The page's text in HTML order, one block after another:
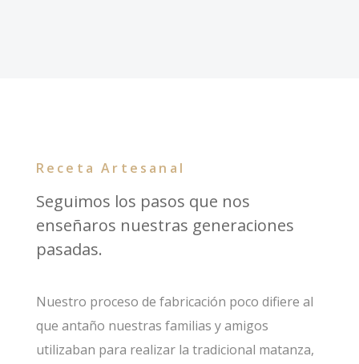
Receta Artesanal
Seguimos los pasos que nos
enseñaros nuestras generaciones
pasadas.
Nuestro proceso de fabricación poco difiere al
que antaño nuestras familias y amigos
utilizaban para realizar la tradicional matanza,